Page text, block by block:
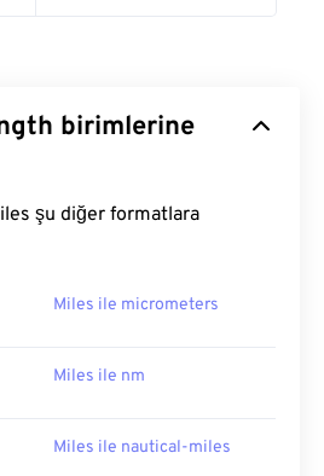
birimlerine
şu diğer formatlara
Miles ile micrometers
Miles ile nm
Miles ile nautical-miles